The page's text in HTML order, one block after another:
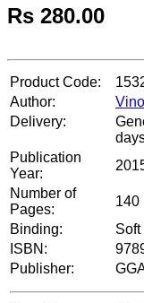
Rs 280.00
Product Code:
Author:
Delivery:
Publication
Year:
Number of
Pages:
140
Binding:
Soft
ISBN:
Publisher: